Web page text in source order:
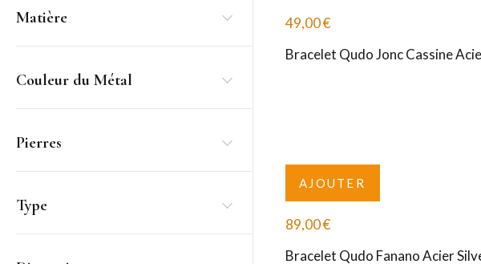
Matière
Couleur du Métal
Pierres
Type
49,00€
Bracelet Qudo Jonc Cassine
AJOUTER
89,00€
Bracelet Qudo Fanano Acier